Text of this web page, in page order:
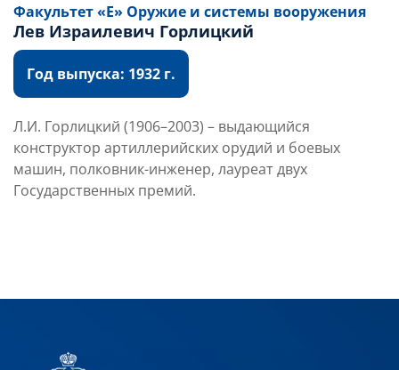
Факультет «Е» Оружие и системы вооружения
Лев Израилевич Горлицкий
Год выпуска: 1932 г.
Л.И. Горлицкий (1906–2003) – выдающийся
конструктор артиллерийских орудий и боевых
машин, полковник-инженер, лауреат двух
Государственных премий.